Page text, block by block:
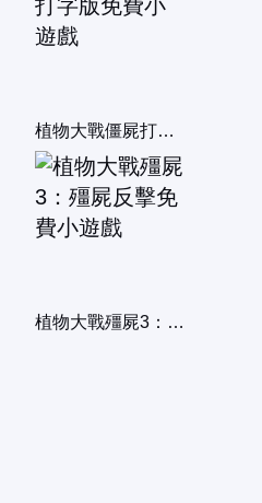
植物大戰僵屍打字版
植物大戰殭屍3：殭屍反擊